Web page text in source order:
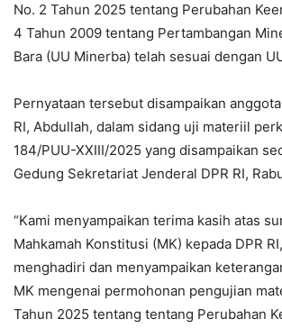
No. 2 Tahun 2025 tentang Perubahan
4 Tahun 2009 tentang Pertambangan
Bara (UU Minerba) telah sesuai dengan
Pernyataan tersebut disampaikan
RI, Abdullah, dalam sidang uji materiil
184/PUU-XXIII/2025 yang disampaikan
Gedung Sekretariat Jenderal DPR RI,
“Kami menyampaikan terima kasih atas
Mahkamah Konstitusi (MK) kepada DPR
menghadiri dan menyampaikan
MK mengenai permohonan pengujian
Tahun 2025 tentang tentang Perubahan